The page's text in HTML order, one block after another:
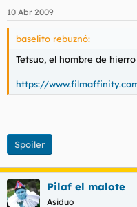
10 Abr 2009
baselito rebuznó:
Tetsuo, el hombre de hierro
https://
Spoiler
Pilaf el malote
Asiduo